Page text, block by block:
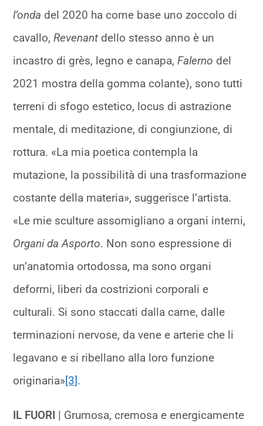
l’onda del 2020 ha come base uno zoccolo di
cavallo,Revenant dello stesso anno è un
incastro di grès, legno e canapa,Falerno del
2021 mostra della gomma colante), sono tutti
terreni di sfogo estetico, locus di astrazione
mentale, di meditazione, di congiunzione, di
rottura. «La mia poetica contempla la
mutazione, la possibilità di una trasformazione
costante della materia», suggerisce l’artista.
«Le mie sculture assomigliano a organi interni,
Organi da Asporto. Non sono espressione di
un’anatomia ortodossa, ma sono organi
deformi, liberi da costrizioni corporali e
culturali. Si sono staccati dalla carne, dalle
terminazioni nervose, da vene e arterie che li
legavano e si ribellano alla loro funzione
originaria»[3].
IL FUORI | Grumosa, cremosa e energicamente